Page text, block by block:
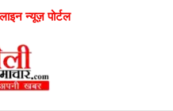
न्यूज़ पोर्टल